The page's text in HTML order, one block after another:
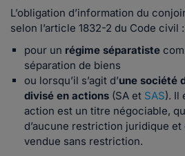
L’obligation d’information du
selon l’article 1832-2 du Code civil :
pour un régime séparatiste
séparation de biens
ou lorsqu’il s’agit d’une société
divisé en actions (SA et SAS). Il
action est un titre négociable,
d’aucune restriction juridique
vendue sans restriction.